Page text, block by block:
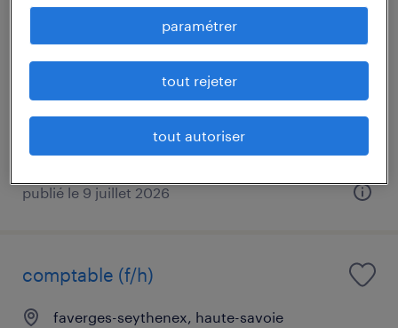
comptable sci (f/h)
publié le 9 juillet 2026
comptable (f/h)
faverges-seythenex, haute-savoie
paramétrer
tout rejeter
tout autoriser